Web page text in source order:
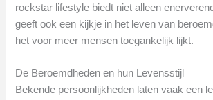
rockstar lifestyle biedt niet alleen
geeft ook een kijkje in het leven van
het voor meer mensen toegankelijk lijkt.
De Beroemdheden en hun Levensstijl
Bekende persoonlijkheden laten vaak een